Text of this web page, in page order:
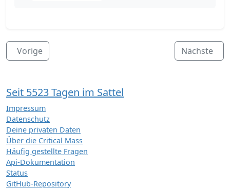
Vorige Nächste
Seit 5523 Tagen im Sattel
Impressum
Datenschutz
Deine privaten Daten
Über die Critical Mass
Häufig gestellte Fragen
Api-Dokumentation
Status
GitHub-Repository